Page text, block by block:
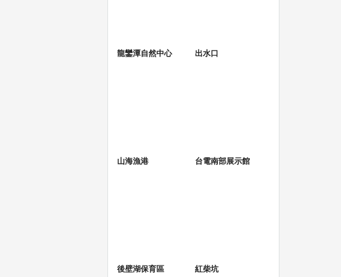
龍鑾潭自然中心 出水口
山海漁港 台電南部展示館
後壁湖保育區 紅柴坑